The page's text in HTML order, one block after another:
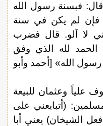
فبسنة رسول الله
فإن لم يكن في سنة
لا آلو. قال فضرب
لله الذي وفق
الله» [أحمد وأبو
علياً وعثمان للبيعة
(أتبايعني على
الشيخان) يعني أبا